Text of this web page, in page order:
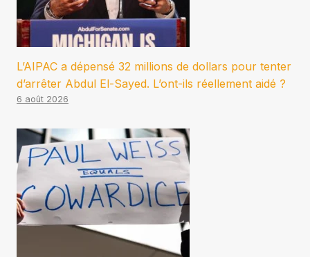
L’AIPAC a dépensé 32 millions de dollars pour tenter
d’arrêter Abdul El-Sayed. L’ont-ils réellement aidé ?
6 août 2026